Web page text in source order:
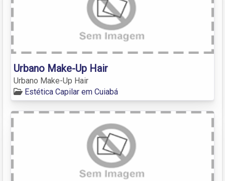
Urbano Make-Up Hair
Urbano Make-Up Hair
Estética Capilar em Cuiabá